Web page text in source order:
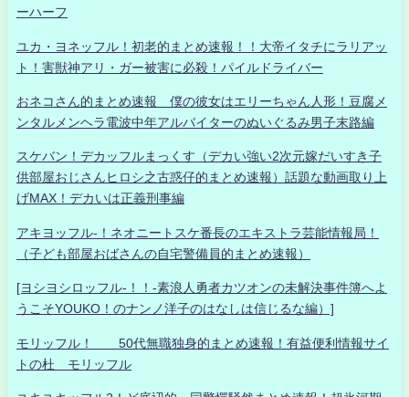
ーハーフ
ユカ・ヨネッフル！初老的まとめ速報！！大帝イタチにラリアッ
ト！害獣神アリ・ガー被害に必殺！パイルドライバー
おネコさん的まとめ速報 僕の彼女はエリーちゃん人形！豆腐メ
ンタルメンヘラ電波中年アルバイターのぬいぐるみ男子末路編
スケバン！デカッフルまっくす（デカい強い2次元嫁だいすき子
供部屋おじさんヒロシ之古惑仔的まとめ速報）話題な動画取り上
げMAX！デカいは正義刑事編
アキヨッフル-！ネオニートスケ番長のエキストラ芸能情報局！
（子ども部屋おばさんの自宅警備員的まとめ速報）
[ヨシヨシロッフル-！！-素浪人勇者カツオンの未解決事件簿へよ
うこそYOUKO！のナンノ洋子のはなしは信じるな編）]
モリッフル！ 50代無職独身的まとめ速報！有益便利情報サイ
トの杜 モリッフル